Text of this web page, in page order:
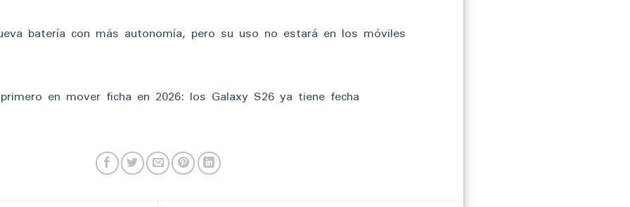
batería con más autonomía, pero su uso no estará en los móviles
en mover ficha en 2026: los Galaxy S26 ya tiene fecha